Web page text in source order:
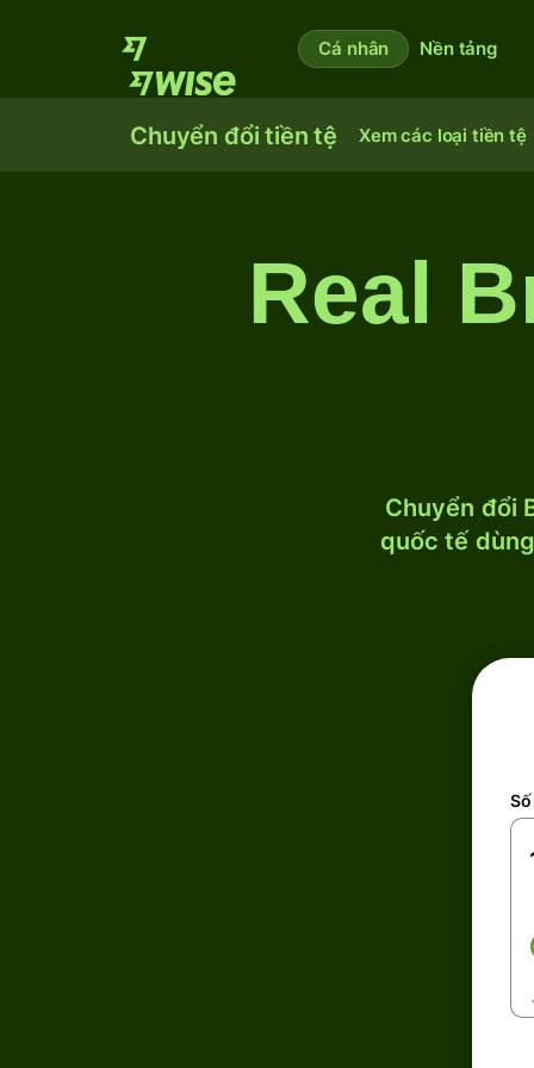
Cá nhân Nền tảng
Chuyển đổi tiền tệ Xem các loại tiền tệ
Real
Chuyển đổi
quốc tế